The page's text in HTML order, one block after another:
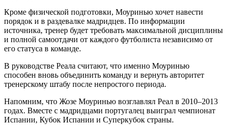
Кроме физической подготовки, Моуринью хочет навести
порядок и в раздевалке мадридцев. По информации
источника, тренер будет требовать максимальной дисциплины
и полной самоотдачи от каждого футболиста независимо от
его статуса в команде.
В руководстве Реала считают, что именно Моуринью
способен вновь объединить команду и вернуть авторитет
тренерскому штабу после непростого периода.
Напомним, что Жозе Моуринью возглавлял Реал в 2010–2013
годах. Вместе с мадридцами португалец выиграл чемпионат
Испании, Кубок Испании и Суперкубок страны.